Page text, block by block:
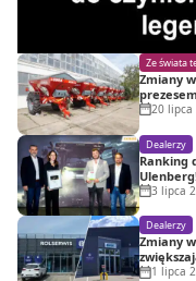
Ze świata
Zmiany
20 lipca
Dealerzy
Ranking
3 lipca
Dealerzy
Zmiany
1 lipca